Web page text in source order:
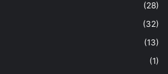
(28)
(32)
(13)
(1)